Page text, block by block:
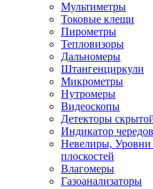
Мультиметры
Токовые клещи
Пирометры
Тепловизоры
Дальномеры
Штангенциркули
Микрометры
Нутромеры
Видеоскопы
Детекторы
Индикатор
Невелиры, Уровни
плоскостей
Влагомеры
Газоанализаторы